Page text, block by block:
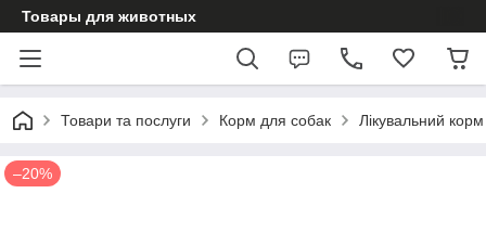
Товары для животных
Товари та послуги Корм для собак Лікувальний
–20%